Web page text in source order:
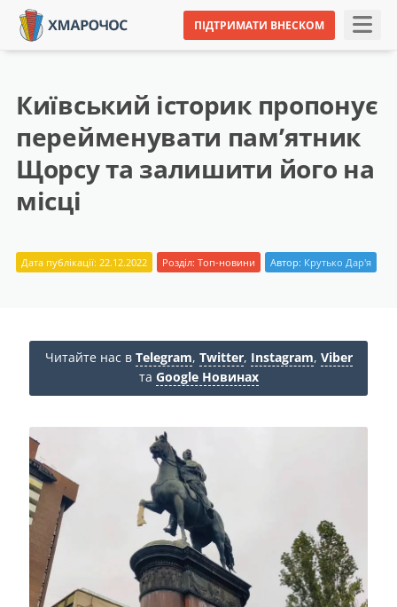
ПІДТРИМАТИ ВНЕСКОМ
Київський історик пропонує
перейменувати пам’ятник
Щорсу та залишити його на
місці
Дата публікації: 22.12.2022 Розділ: Топ-новини Автор: Крутько Дар'я
Читайте нас в Telegram, Twitter, Instagram, Viber
та Google Новинах